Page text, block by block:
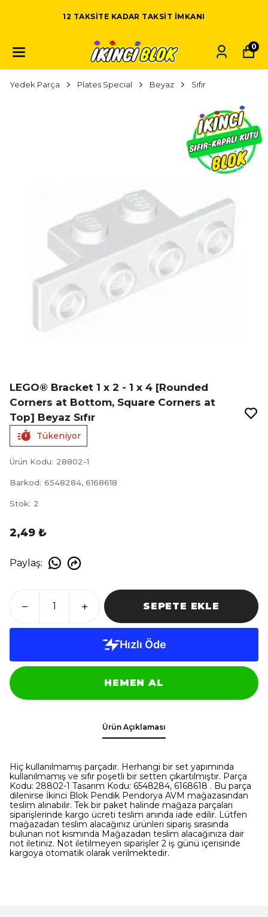
12 TAKSITE KADAR TAKSIT IMKANI
0
Yedek Parça Plates Special Beyaz Sıfır
LEGO® Bracket 1 x 2 - 1 x 4 [Rounded
Corners at Bottom, Square Corners at
Top] Beyaz Sıfır
Tükeniyor
Ürün Kodu: 28802-1
Barkod: 6548284, 6168618
Stok: 2
2,49 ₺
Paylaş:
SEPETE EKLE
HEMEN AL
Ürün Açıklaması
Hiç kullanılmamış parçadır. Herhangi bir set yapımında
kullanılmamış ve sıfır poşetli bir setten çıkartılmıştır. Parça
Kodu: 28802-1 Tasarım Kodu: 6548284, 6168618 . Bu parça
dilenirse İkinci Blok Pendik Pendorya AVM mağazasından
teslim alınabilir. Tek bir paket halinde mağaza parçaları
siparişlerinde kargo ücreti teslim anında iade edilir. Lütfen
mağazadan teslim alacağınız ürünleri sipariş sırasında
bulunan not kısmında Mağazadan teslim alacağınıza dair
not iletiniz. Not iletilmeyen siparişler 2 iş günü içerisinde
kargoya otomatik olarak verilmektedir.